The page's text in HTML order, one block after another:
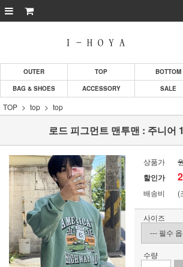
OUTER TOP BOTTOM
BAG & SHOES
ACCESSORY SALE
TOP top top
로드 피그먼트 맨투맨 : 주니어
상품가
할인가
배송비 (
사이즈
수량